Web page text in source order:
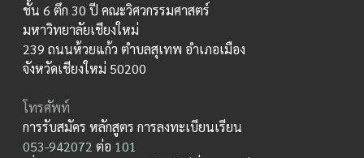
ชั้น 6 ตึก 30 ปี คณะวิศวกรรมศาสตร์
มหาวิทยาลัยเชียงใหม่
239 ถนนห้วยแก้ว ตำบลสุเทพ อำเภอเมือง
จังหวัดเชียงใหม่ 50200
โทรศัพท์
การรับสมัคร หลักสูตร การลงทะเบียนเรียน
053-942072 ต่อ 101